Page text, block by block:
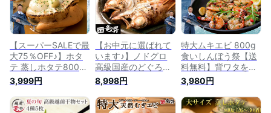
ゼント お中元 お歳
暮 お年賀 暑中見舞
い 残暑見舞い 長寿
お取り寄せ 発送A
A 誕生日祝 母の日
A 父の日 お中元 誕生
日祝い 卒業 入学
【スーパーSALEで最
大75％OFF♪】ホタ
テ 蒸しホタテ800g
送料無料 超特大！1
袋に16〜20個も！
2L 食べる分だけ解凍
貝 帆立 ほたて 冷凍
3,999円
【お中元に選ばれて
います♪】ノドグロ
高級国産のどぐろ
150g 送料無料 防腐
剤不使用 冷凍 ギフ
ト 御祝 内祝 誕生日
プレゼント 一夜干し
8,998円
特大ムキエビ 800g
食いしんぼう祭【送
料無料】背ワタを除
き、味も浸み込むバ
ックカット！冷凍 魚
ギフト 御祝 内祝 誕
生日 プレゼント 海
3,980円